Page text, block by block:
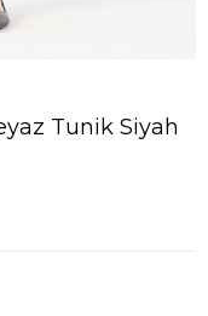
Tunik Siyah